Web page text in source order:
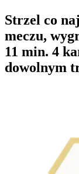
Strzel co
meczu,
11 min. 4
dowolnym